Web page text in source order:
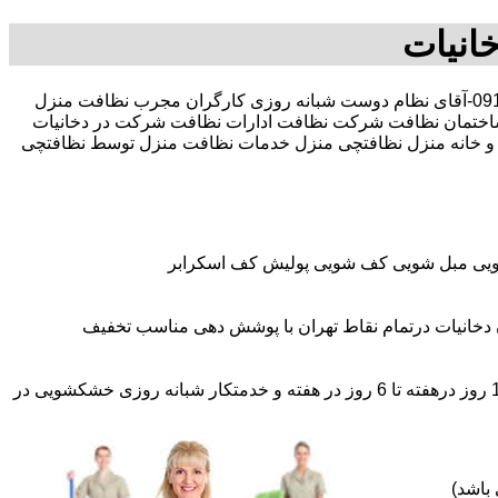
30 در صد تخفیف بیمه رایگان 09196351909-آقای نظام دوست شبانه روزی کارگران مجرب نظافت منزل
نظافت شرکت نظافت ادارات نظافت شرکت در دخانیات
و خانه منزل نظافتچی منزل خدمات نظافت منزل توسط نظافتچی
مبل شویی کف شویی پولیش کف اسکرابر
درتمام نقاط تهران با پوشش دهی مناسب تخفیف
اعزام نظافتچی روزمزد و مهمان دار به تمام نقاط و در سراسر تهران (حرفه ای و آموزش دیده )اعزام خدمتکار ثابت روزانه (خانم)از 1 روز درهفته تا 6 روز در هفته و خدمتکار شبانه روزی خشکشویی در
باشد)